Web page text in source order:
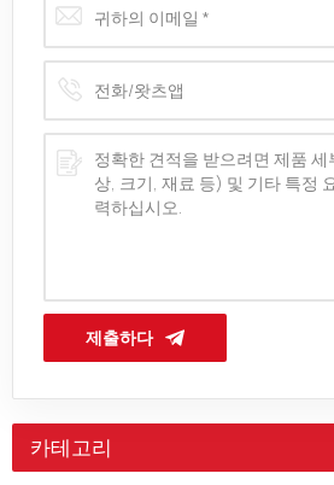
제출하다
카테고리